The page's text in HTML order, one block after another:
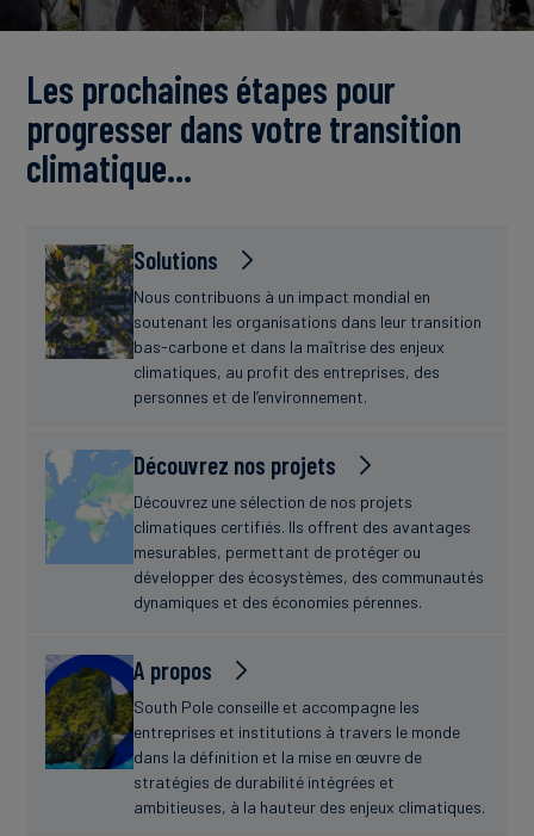
Les prochaines étapes pour
progresser dans votre transition
climatique…
Solutions
Nous contribuons à un impact mondial en
soutenant les organisations dans leur transition
bas-carbone et dans la maîtrise des enjeux
climatiques, au profit des entreprises, des
personnes et de l’environnement.
Découvrez nos projets
Découvrez une sélection de nos projets
climatiques certifiés. Ils offrent des avantages
mesurables, permettant de protéger ou
développer des écosystèmes, des communautés
dynamiques et des économies pérennes.
A propos
South Pole conseille et accompagne les
entreprises et institutions à travers le monde
dans la définition et la mise en œuvre de
stratégies de durabilité intégrées et
ambitieuses, à la hauteur des enjeux climatiques.